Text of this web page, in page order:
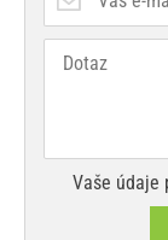
Vaše údaje